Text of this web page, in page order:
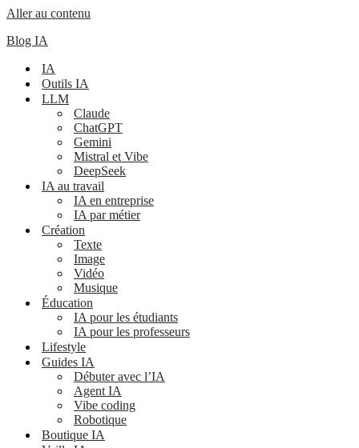
Aller au contenu
Blog IA
IA
Outils IA
LLM
Claude
ChatGPT
Gemini
Mistral et Vibe
DeepSeek
IA au travail
IA en entreprise
IA par métier
Création
Texte
Image
Vidéo
Musique
Éducation
IA pour les étudiants
IA pour les professeurs
Lifestyle
Guides IA
Débuter avec l’IA
Agent IA
Vibe coding
Robotique
Boutique IA